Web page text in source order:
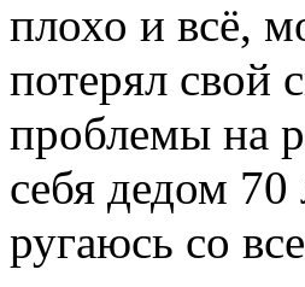
плохо и всё,
потерял свой
проблемы на
себя дедом
ругаюсь со